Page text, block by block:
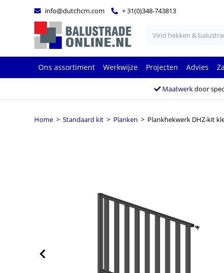
info@dutchcm.com + 31(0)348-743813
Ons assortiment Werkwijze Projecten Advies
Maatwerkdoor
Home > Standaard kit > Planken > Plankhekwerk DHZ-kit